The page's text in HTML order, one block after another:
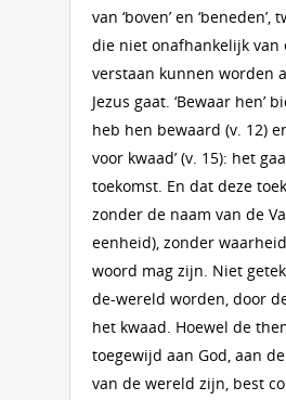
van ‘boven’ en
die niet onafhankelijk van
verstaan kunnen worden
Jezus gaat. ‘Bewaar hen’
heb hen bewaard (v. 12)
voor kwaad’ (v. 15): het
toekomst. En dat deze
zonder de naam van de
eenheid), zonder
woord mag zijn. Niet
de-wereld worden, door
het kwaad. Hoewel de
toegewijd aan God, aan
van de wereld zijn, best